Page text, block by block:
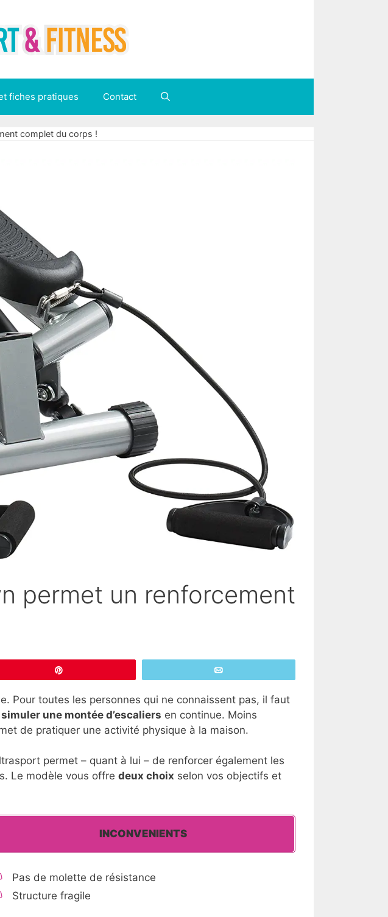
fiches pratiques Contact
complet du corps !
permet un renforcement
Pour toutes les personnes qui ne connaissent pas, il faut
simuler une montée d’escaliers en continue. Moins
de pratiquer une activité physique à la maison.
permet – quant à lui – de renforcer également les
Le modèle vous offre deux choix selon vos objectifs et
INCONVENIENTS
Pas de molette de résistance
Structure fragile